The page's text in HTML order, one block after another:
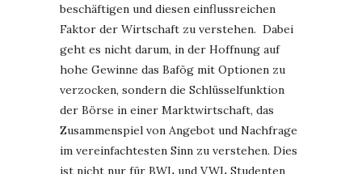
beschäftigen und diesen einflussreichen
Faktor der Wirtschaft zu verstehen. Dabei
geht es nicht darum, in der Hoffnung auf
hohe Gewinne das Bafög mit Optionen zu
verzocken, sondern die Schlüsselfunktion
der Börse in einer Marktwirtschaft, das
Zusammenspiel von Angebot und Nachfrage
im vereinfachtesten Sinn zu verstehen. Dies
ist nicht nur für BWL und VWL Studenten